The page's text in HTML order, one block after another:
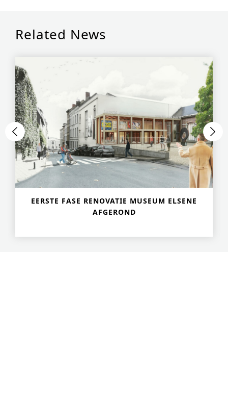
Related News
EERSTE FASE RENOVATIE MUSEUM ELSENE
AFGEROND